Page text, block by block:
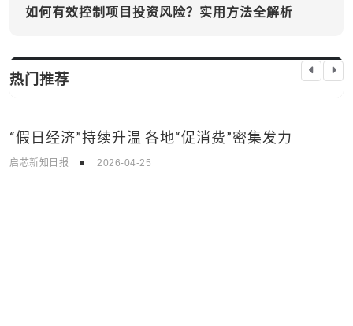
如何有效控制项目投资风险？实用方法全解析
热门推荐
国际新闻
“假日经济”持续升温 各地“促消费”密集发力
启芯新知日报 2026-04-25